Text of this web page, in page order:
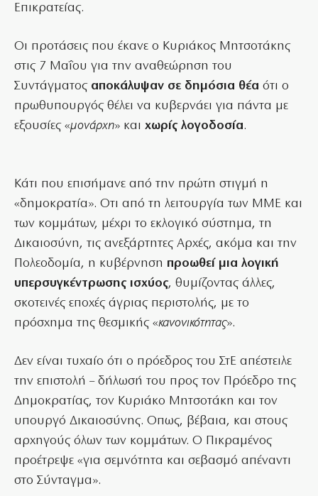
Επικρατείας.
Οι προτάσεις που έκανε ο Κυριάκος Μητσοτάκης
στις 7 Μαΐου για την αναθεώρηση του
Συντάγματος αποκάλυψαν σε δημόσια θέα ότι ο
πρωθυπουργός θέλει να κυβερνάει για πάντα με
εξουσίες «μονάρχη» και χωρίς λογοδοσία.
Κάτι που επισήμανε από την πρώτη στιγμή η
«δημοκρατία». Οτι από τη λειτουργία των ΜΜΕ και
των κομμάτων, μέχρι το εκλογικό σύστημα, τη
Δικαιοσύνη, τις ανεξάρτητες Αρχές, ακόμα και την
Πολεοδομία, η κυβέρνηση προωθεί μια λογική
υπερσυγκέντρωσης ισχύος, θυμίζοντας άλλες,
σκοτεινές εποχές άγριας περιστολής, με το
πρόσχημα της θεσμικής «κανονικότητας».
Δεν είναι τυχαίο ότι ο πρόεδρος του ΣτΕ απέστειλε
την επιστολή – δήλωσή του προς τον Πρόεδρο της
Δημοκρατίας, τον Κυριάκο Μητσοτάκη και τον
υπουργό Δικαιοσύνης. Οπως, βέβαια, και στους
αρχηγούς όλων των κομμάτων. Ο Πικραμένος
προέτρεψε «για σεμνότητα και σεβασμό απέναντι
στο Σύνταγμα».